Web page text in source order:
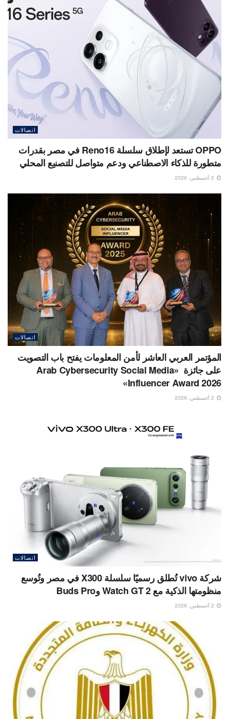
اتصالات
OPPO تستعد لإطلاق سلسلة Reno16 في مصر بقدرات
متطورة للذكاء الاصطناعي ودعم متواصل للتصنيع المحلي
اتصالات
المؤتمر العربي العاشر لأمن المعلومات يفتح باب التصويت
على جائزة «Arab Cybersecurity Social Media
Influencer Award 2026»
اتصالات
شركة vivo تُطلق رسميًا سلسلة X300 في مصر وتُوسع
منظومتها الذكية مع Watch GT 2 وBuds Pro